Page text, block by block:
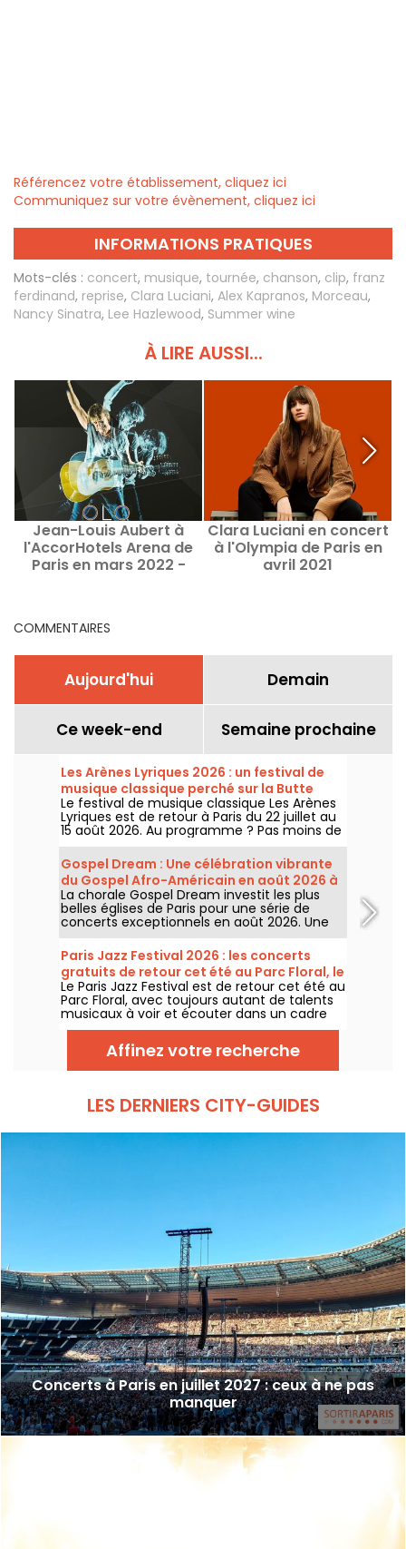
Référencez votre établissement, cliquez ici
Communiquez sur votre évènement, cliquez ici
INFORMATIONS PRATIQUES
Mots-clés : concert, musique, tournée, chanson, clip, franz
ferdinand, reprise, Clara Luciani, Alex Kapranos, Morceau,
Nancy Sinatra, Lee Hazlewood, Summer wine
À LIRE AUSSI...
Jean-Louis Aubert à
l'AccorHotels Arena de
Paris en mars 2022 -
Clara Luciani en concert
à l'Olympia de Paris en
avril 2021
COMMENTAIRES
Aujourd'hui Demain
Ce week-end Semaine prochaine
Les Arènes Lyriques 2026 : un festival de
musique classique perché sur la Butte
Montmartre
Le festival de musique classique Les Arènes
Lyriques est de retour à Paris du 22 juillet au
15 août 2026. Au programme ? Pas moins de
16 concerts donnés au sein des Arènes de
Montmartre, un cadre idyllique pour écouter
les grands classiques.
Gospel Dream : Une célébration vibrante
du Gospel Afro-Américain en août 2026 à
Paris
La chorale Gospel Dream investit les plus
belles églises de Paris pour une série de
concerts exceptionnels en août 2026. Une
expérience musicale unique qui célèbre
l'espoir, l'unité et la résilience à travers les
chants authentiques de l'Église Afro-
Américaine.
Paris Jazz Festival 2026 : les concerts
gratuits de retour cet été au Parc Floral, le
programme
Le Paris Jazz Festival est de retour cet été au
Parc Floral, avec toujours autant de talents
musicaux à voir et écouter dans un cadre
bucolique. Voici le programme des concerts
gratuits à découvrir du 24 juin au 6
septembre 2026 !
Affinez votre recherche
LES DERNIERS CITY-GUIDES
Concerts à Paris en juillet 2027 : ceux à ne pas
manquer